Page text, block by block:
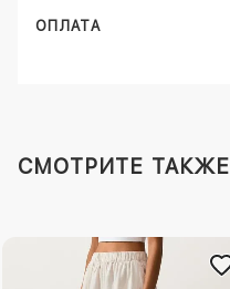
ОПЛАТА
СМОТРИТЕ ТАКЖЕ